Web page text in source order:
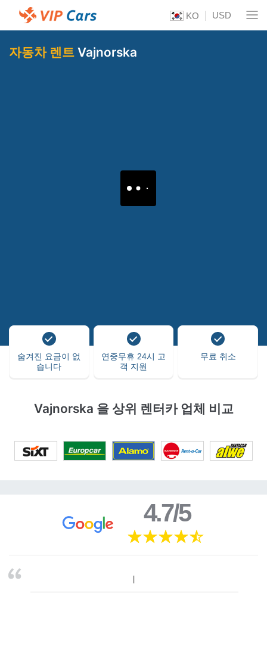
KO USD
자동차 렌트 Vajnorska
숨겨진 요금이 없
습니다
연중무휴 24시 고
객 지원
무료 취소
Vajnorska 을 상위 렌터카 업체 비교
4.7/5